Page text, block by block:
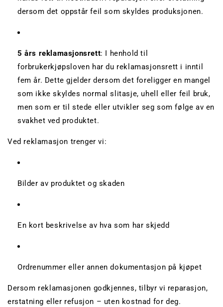
dersom det oppstår feil som skyldes produksjonen.
5 års reklamasjonsrett: I henhold til
forbrukerkjøpsloven har du reklamasjonsrett i inntil
fem år. Dette gjelder dersom det foreligger en mangel
som ikke skyldes normal slitasje, uhell eller feil bruk,
men som er til stede eller utvikler seg som følge av en
svakhet ved produktet.
Ved reklamasjon trenger vi:
Bilder av produktet og skaden
En kort beskrivelse av hva som har skjedd
Ordrenummer eller annen dokumentasjon på kjøpet
Dersom reklamasjonen godkjennes, tilbyr vi reparasjon,
erstatning eller refusjon – uten kostnad for deg.